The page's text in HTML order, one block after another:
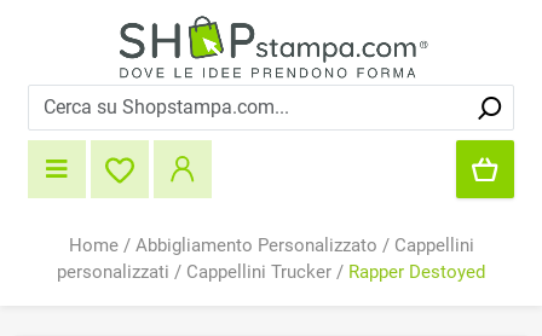
Home/ Abbigliamento Personalizzato / Cappellini
personalizzati / Cappellini Trucker / Rapper Destoyed